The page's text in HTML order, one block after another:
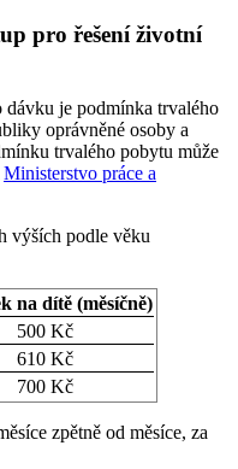
pro řešení životní
je podmínka trvalého
oprávněné osoby a
trvalého pobytu může
Ministerstvo práce a
výších podle věku
na dítě (měsíčně)
500 Kč
610 Kč
700 Kč
zpětně od měsíce, za